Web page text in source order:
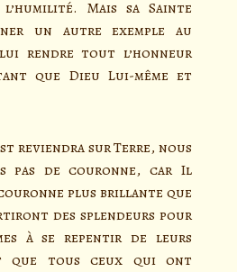
Mais sa Sainte
un autre exemple au
rendre tout l’honneur
que Dieu Lui-même et
reviendra sur Terre, nous
pas de couronne, car Il
plus brillante que
des splendeurs pour
à se repentir de leurs
que tous ceux qui ont